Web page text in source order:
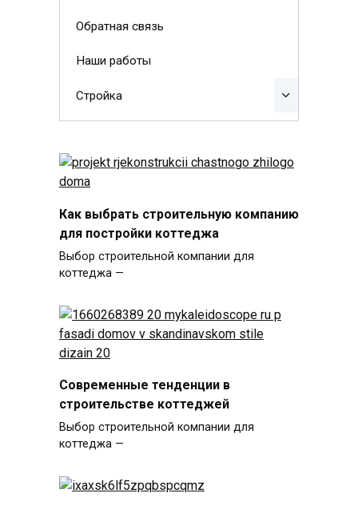
Обратная связь
Наши работы
Стройка
Как выбрать строительную компанию
для постройки коттеджа
Выбор строительной компании для
коттеджа —
Современные тенденции в
строительстве коттеджей
Выбор строительной компании для
коттеджа —